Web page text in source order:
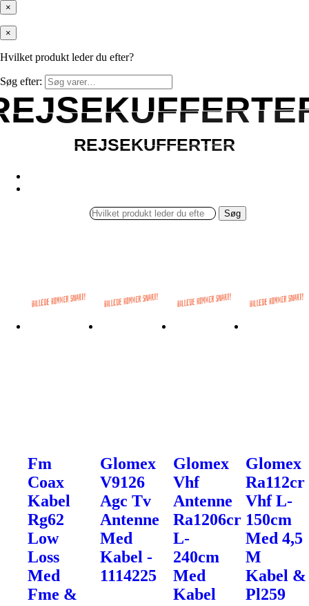
×
×
Hvilket produkt leder du efter?
Søg efter:
REJSEKUFFERTER
REJSEKUFFERTER
Søg
Fm
Coax
Kabel
Rg62
Low
Loss
Med
Fme &
Glomex
V9126
Agc Tv
Antenne
Med
Kabel -
1114225
Glomex
Vhf
Antenne
Ra1206cr
L-
240cm
Med
Kabel
Glomex
Ra112cr
Vhf L-
150cm
Med 4,5
M
Kabel &
Pl259